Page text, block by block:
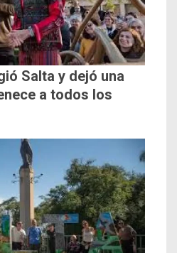
Salta y dejó una
a todos los